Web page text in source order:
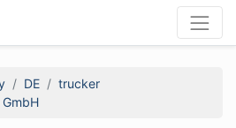
DE
trucker